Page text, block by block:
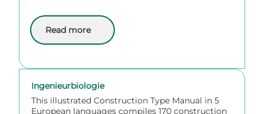
Read more
about The impact of bioengineering techniques for
Ingenieurbiologie
This illustrated Construction Type Manual in 5
European languages compiles 170 construction